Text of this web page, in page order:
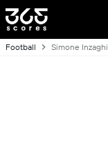
Football Simone Inzaghi